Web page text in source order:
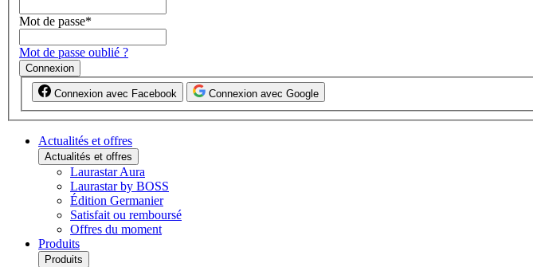
Mot de passe*
Mot de passe oublié ?
Connexion
Connexion avec Facebook Connexion avec Google
Actualités et offres
Actualités et offres
Laurastar Aura
Laurastar by BOSS
Édition Germanier
Satisfait ou remboursé
Offres du moment
Produits
Produits